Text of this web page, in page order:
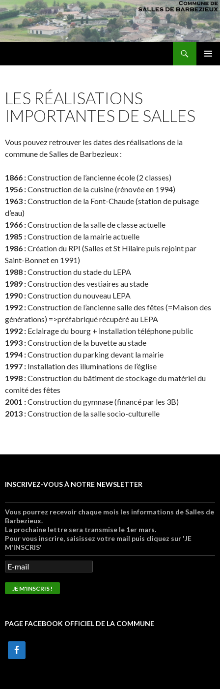
LES RÉALISATIONS
IMPORTANTES DE SALLES
Vous pouvez retrouver les dates des réalisations de la
commune de Salles de Barbezieux :
1866 :Construction de l’ancienne école (2 classes)
1956 :Construction de la cuisine (rénovée en 1994)
1963 :Construction de la Font-Chaude (station de puisage
d’eau)
1966 :Construction de la salle de classe actuelle
1985 :Construction de la mairie actuelle
1986 :Création du RPI (Salles et St Hilaire puis rejoint par
Saint-Bonnet en 1991)
1988 :Construction du stade du LEPA
1989 :Construction des vestiaires au stade
1990 :Construction du nouveau LEPA
1992 :Construction de l’ancienne salle des fêtes (=Maison des
générations) =>préfabriqué récupéré au LEPA
1992 : Eclairage du bourg + installation téléphone public
1993 :Construction de la buvette au stade
1994 :Construction du parking devant la mairie
1997 : Installation des illuminations de l’église
1998 :Construction du bâtiment de stockage du matériel du
comité des fêtes
2001 :Construction du gymnase (financé par les 3B)
2013 :Construction de la salle socio-culturelle
INSCRIVEZ-VOUS À NOTRE NEWSLETTER
Vous pourrez recevoir chaque mois les informations de Salles de
Barbezieux.
La prochaine lettre sera transmise le 1er mars.
Pour vous inscrire, saisissez votre mail puis cliquez sur 'JE
M'INSCRIS'
PAGE FACEBOOK OFFICIEL DE LA COMMUNE